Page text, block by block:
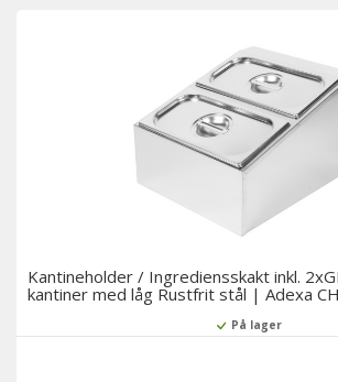
Kantineholder / Ingrediensskakt inkl.
kantiner med låg Rustfrit stål | Adexa
På lager